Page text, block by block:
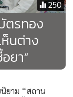
250
ตรทอง
นต่าง
ยา”
ยาม “สถาน